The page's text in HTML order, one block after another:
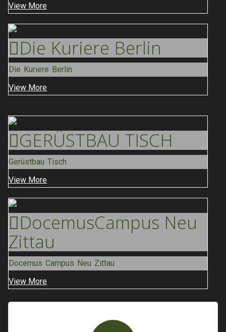
View More
Die Kuriere Berlin
Die Kuriere Berlin
View More
GERÜSTBAU TISCH
Gerüstbau Tisch
View More
DocemusCampus Neu
Zittau
Docemus Campus Neu Zittau
View More